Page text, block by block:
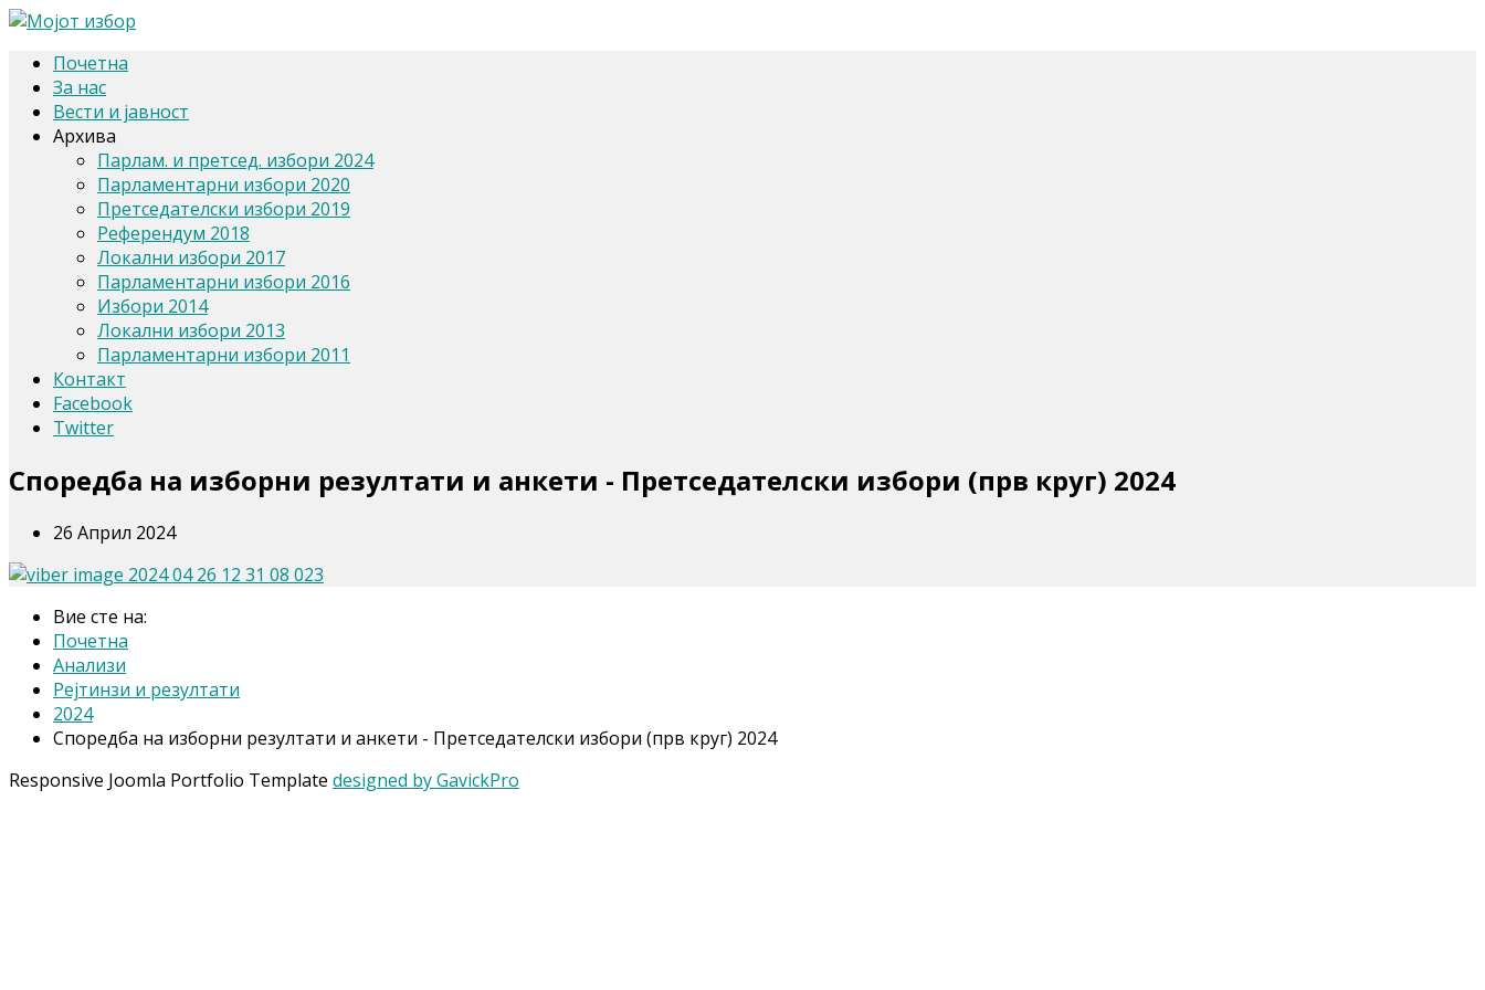
Почетна
За нас
Вести и јавност
Архива
Парлам. и претсед. избори 2024
Парламентарни избори 2020
Претседателски избори 2019
Референдум 2018
Локални избори 2017
Парламентарни избори 2016
Избори 2014
Локални избори 2013
Парламентарни избори 2011
Контакт
Facebook
Twitter
Споредба на изборни резултати и анкети - Претседателски избори (прв круг) 2024
26 Април 2024
Вие сте на:
Почетна
Анализи
Рејтинзи и резултати
2024
Споредба на изборни резултати и анкети - Претседателски избори (прв круг) 2024
Responsive Joomla Portfolio Template designed by GavickPro